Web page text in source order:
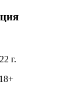
г.
18+